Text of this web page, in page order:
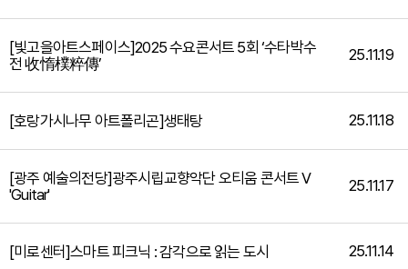
[빛고을아트스페이스]2025 수요콘서트 5회 ‘수타박수
전 收惰樸粹傳’
25.11.19
[호랑가시나무 아트폴리곤]생태탕 25.11.18
[광주 예술의전당]광주시립교향악단 오티움 콘서트 Ⅴ
'Guitar'
25.11.17
[미로센터]스마트 피크닉 : 감각으로 읽는 도시 25.11.14